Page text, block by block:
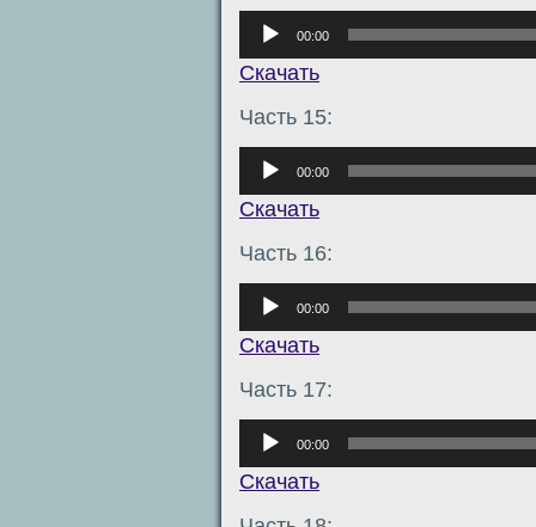
Аудиоплеер
00:00
Скачать
Часть 15:
Аудиоплеер
00:00
Скачать
Часть 16:
Аудиоплеер
00:00
Скачать
Часть 17:
Аудиоплеер
00:00
Скачать